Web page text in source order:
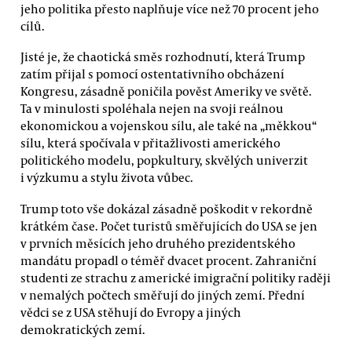
jeho politika přesto naplňuje více než 70 procent jeho
cílů.
Jisté je, že chaotická směs rozhodnutí, která Trump
zatím přijal s pomocí ostentativního obcházení
Kongresu, zásadně poničila pověst Ameriky ve světě.
Ta v minulosti spoléhala nejen na svoji reálnou
ekonomickou a vojenskou sílu, ale také na „měkkou“
sílu, která spočívala v přitažlivosti amerického
politického modelu, popkultury, skvělých univerzit
i výzkumu a stylu života vůbec.
Trump toto vše dokázal zásadně poškodit v rekordně
krátkém čase. Počet turistů směřujících do USA se jen
v prvních měsících jeho druhého prezidentského
mandátu propadl o téměř dvacet procent. Zahraniční
studenti ze strachu z americké imigrační politiky raději
v nemalých počtech směřují do jiných zemí. Přední
vědci se z USA stěhují do Evropy a jiných
demokratických zemí.